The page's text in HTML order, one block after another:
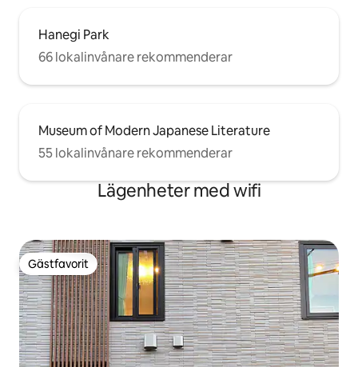
Hanegi Park
66 lokalinvånare rekommenderar
Museum of Modern Japanese Literature
55 lokalinvånare rekommenderar
Lägenheter med wifi
Gästfavorit
Gästfavorit